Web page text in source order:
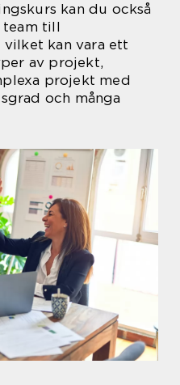
kan du också
team till
kan vara ett
av projekt,
projekt med
och många